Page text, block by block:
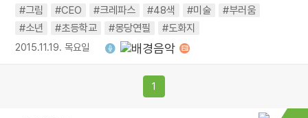
#그림 #CEO #크레파스 #48색 #미술
#부러움
#소년
#초등학교 #몽당연필 #도화지
2015.11.19. 목요일
1